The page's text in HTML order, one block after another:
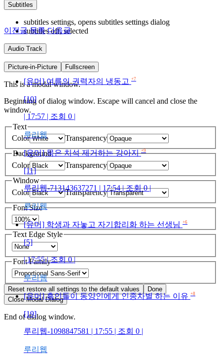
Subtitles
subtitles settings, opens subtitles settings dialog
subtitles off, selected
Audio Track
Picture-in-Picture Fullscreen
This is a modal window.
Beginning of dialog window. Escape will cancel and close the
window.
Text
Color
Transparency
Background
Color
Transparency
Window
Color
Transparency
Font Size
Text Edge Style
Font Family
Reset restore all settings to the default values
Done
Close Modal Dialog
End of dialog window.
이전글 목록 다음글
[유머] 여름의 권력자의 냉동고 +7
[10]
| 17:57 | 조회 0 |
루리웹
[유머] 묵은 치석 제거하는 강아지+9
[11]
루리웹-713143637271 | 17:54 | 조회 0 |
루리웹
[유머] 학생과 자놓고 자기합리화 하는 선생님 +6
[5]
| 17:55 | 조회 0 |
루리웹
[유머] 흑인들이 동양인에게 인종차별 하는 이유 +8
[19]
루리웹-1098847581 | 17:55 | 조회 0 |
루리웹